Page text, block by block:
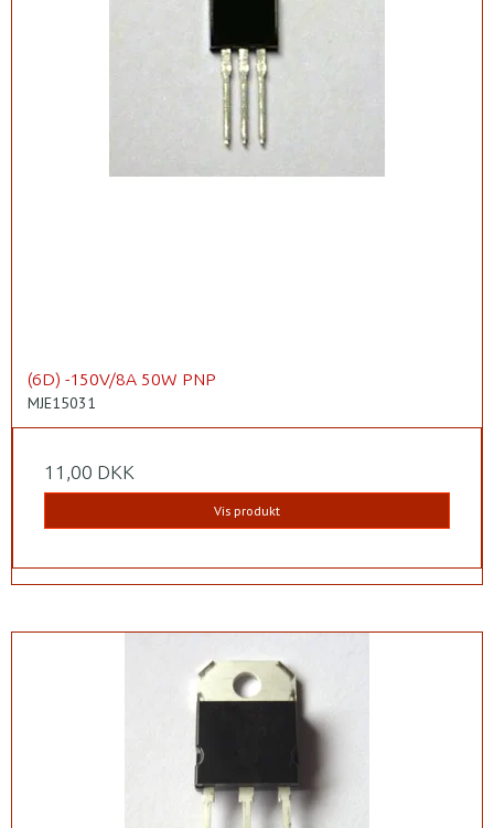
(6D) -150V/8A 50W PNP
MJE15031
11,00 DKK
Vis produkt